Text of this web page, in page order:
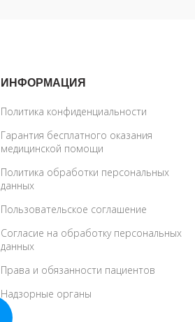
ИНФОРМАЦИЯ
Политика конфиденциальности
Гарантия бесплатного оказания
медицинской помощи
Политика обработки персональных
данных
Пользовательское соглашение
Согласие на обработку персональных
данных
Права и обязанности пациентов
Надзорные органы